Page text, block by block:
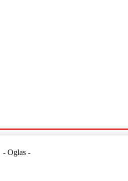
- Oglas -